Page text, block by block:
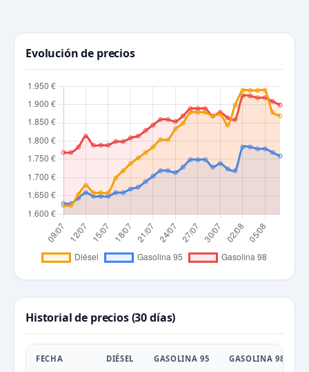
Evolución de precios
Historial de precios (30 días)
FECHA DIÉSEL GASOLINA 95 GASOLINA 98